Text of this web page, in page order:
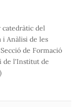
catedràtic del
i Anàlisi de les
de Formació
de l'Institut de